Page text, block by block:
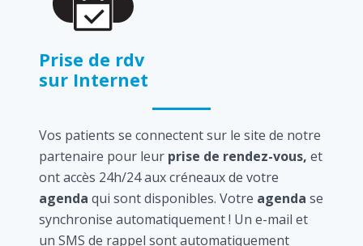
Prise de rdv
sur Internet
Vos patients se connectent sur le site de notre
partenaire pour leur prise de rendez-vous, et
ont accès 24h/24 aux créneaux de votre
agenda qui sont disponibles. Votre agenda se
synchronise automatiquement ! Un e-mail et
un SMS de rappel sont automatiquement